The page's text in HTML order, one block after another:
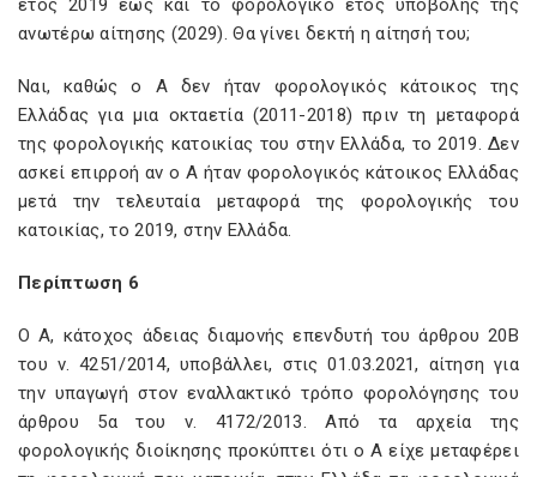
έτος 2019 έως και το φορολογικό έτος υποβολής της
ανωτέρω αίτησης (2029). Θα γίνει δεκτή η αίτησή του;
Ναι, καθώς ο Α δεν ήταν φορολογικός κάτοικος της
Ελλάδας για μια οκταετία (2011-2018) πριν τη μεταφορά
της φορολογικής κατοικίας του στην Ελλάδα, το 2019. Δεν
ασκεί επιρροή αν ο Α ήταν φορολογικός κάτοικος Ελλάδας
μετά την τελευταία μεταφορά της φορολογικής του
κατοικίας, το 2019, στην Ελλάδα.
Περίπτωση 6
Ο Α, κάτοχος άδειας διαμονής επενδυτή του άρθρου 20B
του ν. 4251/2014, υποβάλλει, στις 01.03.2021, αίτηση για
την υπαγωγή στον εναλλακτικό τρόπο φορολόγησης του
άρθρου 5α του ν. 4172/2013. Από τα αρχεία της
φορολογικής διοίκησης προκύπτει ότι ο Α είχε μεταφέρει